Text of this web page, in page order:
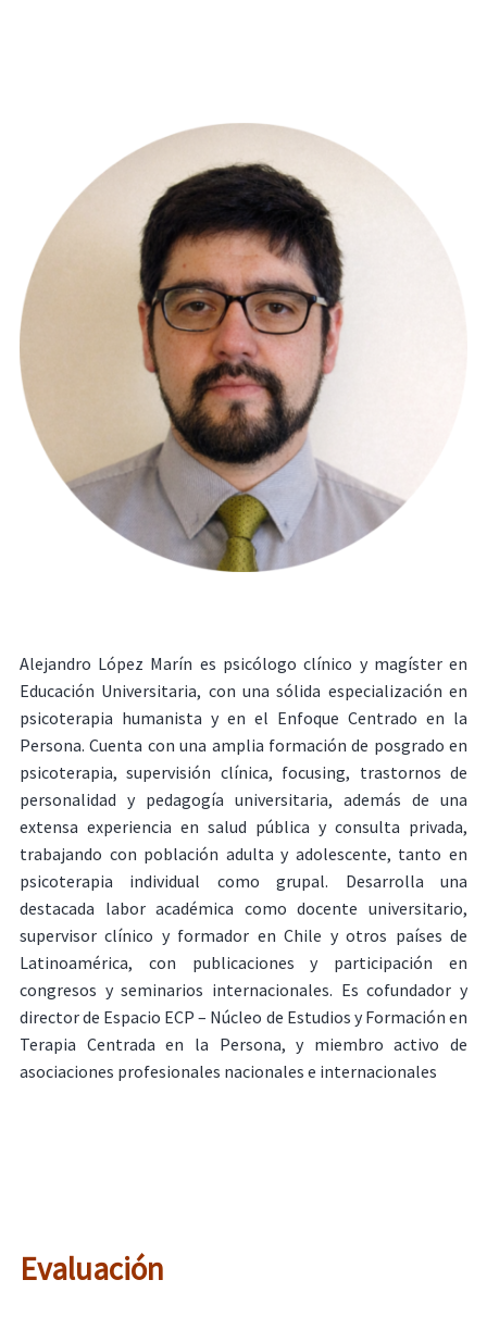
Alejandro López Marín es psicólogo clínico y magíster en
Educación Universitaria, con una sólida especialización en
psicoterapia humanista y en el Enfoque Centrado en la
Persona. Cuenta con una amplia formación de posgrado en
psicoterapia, supervisión clínica, focusing, trastornos de
personalidad y pedagogía universitaria, además de una
extensa experiencia en salud pública y consulta privada,
trabajando con población adulta y adolescente, tanto en
psicoterapia individual como grupal. Desarrolla una
destacada labor académica como docente universitario,
supervisor clínico y formador en Chile y otros países de
Latinoamérica, con publicaciones y participación en
congresos y seminarios internacionales. Es cofundador y
director de Espacio ECP – Núcleo de Estudios y Formación en
Terapia Centrada en la Persona, y miembro activo de
asociaciones profesionales nacionales e internacionales
Evaluación